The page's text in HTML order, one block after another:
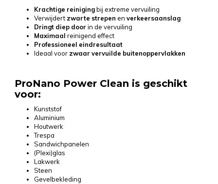
Krachtige reinigingbij extreme vervuiling
Verwijdert zwarte strepen en verkeersaanslag
Dringt diep door in de vervuiling
Maximaal reinigend effect
Professioneel eindresultaat
Ideaal voor zwaar vervuilde buitenoppervlakken
ProNano Power Clean is geschikt
voor:
Kunststof
Aluminium
Houtwerk
Trespa
Sandwichpanelen
(Plexi)glas
Lakwerk
Steen
Gevelbekleding